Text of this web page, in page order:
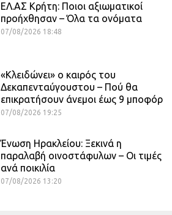
ΕΛ.ΑΣ Κρήτη: Ποιοι αξιωματικοί
προήχθησαν – Όλα τα ονόματα
07/08/2026 18:48
«Κλειδώνει» ο καιρός του
Δεκαπενταύγουστου – Πού θα
επικρατήσουν άνεμοι έως 9 μποφόρ
07/08/2026 19:25
Ένωση Ηρακλείου: Ξεκινά η
παραλαβή οινοστάφυλων – Οι τιμές
ανά ποικιλία
07/08/2026 13:20